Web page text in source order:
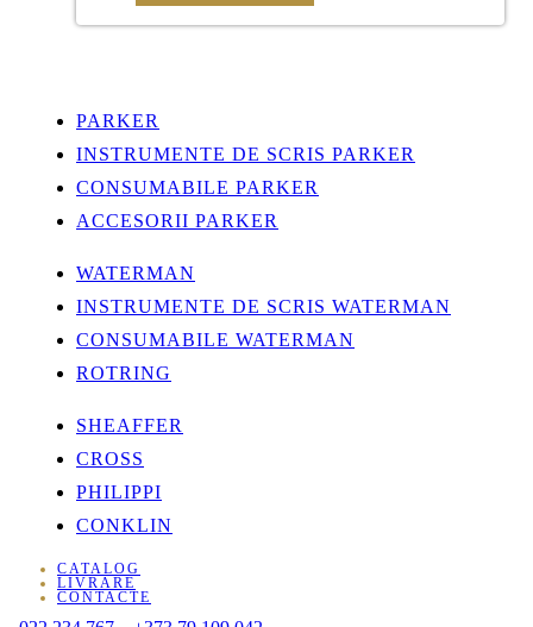
PARKER
INSTRUMENTE DE SCRIS PARKER
CONSUMABILE PARKER
ACCESORII PARKER
WATERMAN
INSTRUMENTE DE SCRIS WATERMAN
CONSUMABILE WATERMAN
ROTRING
SHEAFFER
CROSS
PHILIPPI
CONKLIN
CATALOG
LIVRARE
CONTACTE